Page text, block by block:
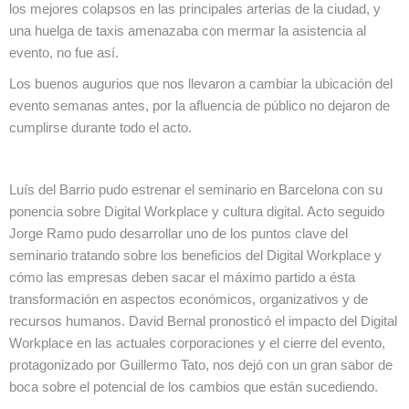
los mejores colapsos en las principales arterias de la ciudad, y
una huelga de taxis amenazaba con mermar la asistencia al
evento, no fue así.
Los buenos augurios que nos llevaron a cambiar la ubicación del
evento semanas antes, por la afluencia de público no dejaron de
cumplirse durante todo el acto.
Luís del Barrio pudo estrenar el seminario en Barcelona con su
ponencia sobre Digital Workplace y cultura digital. Acto seguido
Jorge Ramo pudo desarrollar uno de los puntos clave del
seminario tratando sobre los beneficios del Digital Workplace y
cómo las empresas deben sacar el máximo partido a ésta
transformación en aspectos económicos, organizativos y de
recursos humanos. David Bernal pronosticó el impacto del Digital
Workplace en las actuales corporaciones y el cierre del evento,
protagonizado por Guillermo Tato, nos dejó con un gran sabor de
boca sobre el potencial de los cambios que están sucediendo.